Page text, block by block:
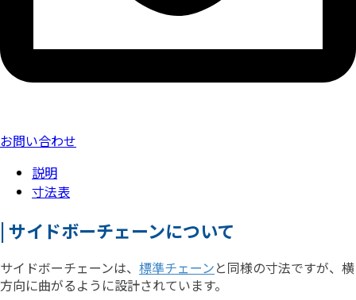
お問い合わせ
説明
寸法表
| サイドボーチェーンについて
サイドボーチェーンは、 標準チェーンと同様の寸法ですが、横
方向に曲がるように設計されています。